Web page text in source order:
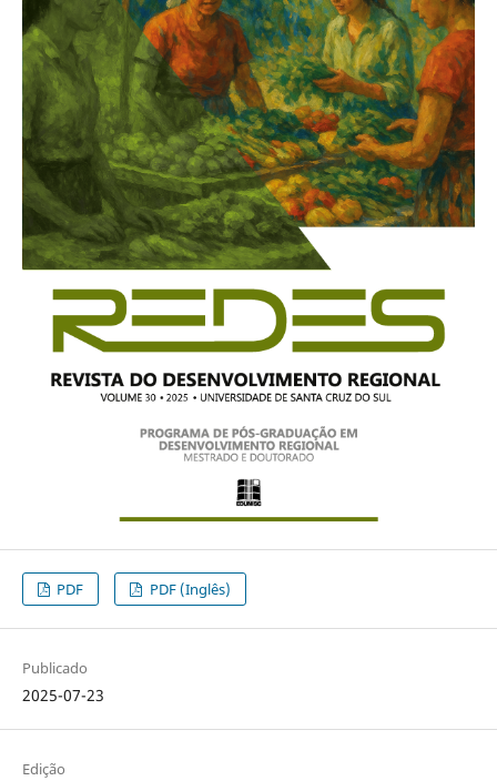
PDF PDF (Inglês)
Publicado
2025-07-23
Edição